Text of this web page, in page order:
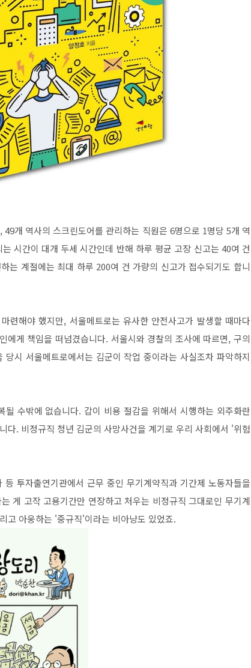
개 역사의 스크린도어를 관리하는 직원은 6명으로 1명당 5개 역
시간이 대개 두세 시간인데 반해 하루 평균 고장 신고는 40여 건
는 계절에는 최대 하루 200여 건 가량의 신고가 접수되기도 합니
련해야 했지만, 서울메트로는 유사한 안전사고가 발생할 때마다
에게 책임을 떠넘겼습니다. 서울시와 경찰의 조사에 따르면, 구의
시 서울메트로에서는 김군이 작업 중이라는 사실조차 파악하지
수밖에 없습니다. 갑이 비용 절감을 위해서 시행하는 외주화란
다. 비정규직 청년 김군의 사망사건을 계기로 우리 사회에서 '위험
투자출연기관에서 근무 중인 무기계약직과 기간제 노동자들을
게 고작 고용기간만 연장하고 처우는 비정규직 그대로인 무기계
고 아웅하는 '중규직'이라는 비아냥도 있었죠.